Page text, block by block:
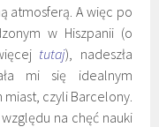
atmosferą. A więc po
w Hiszpanii (o
tutaj), nadeszła
mi się idealnym
czyli Barcelony.
na chęć nauki